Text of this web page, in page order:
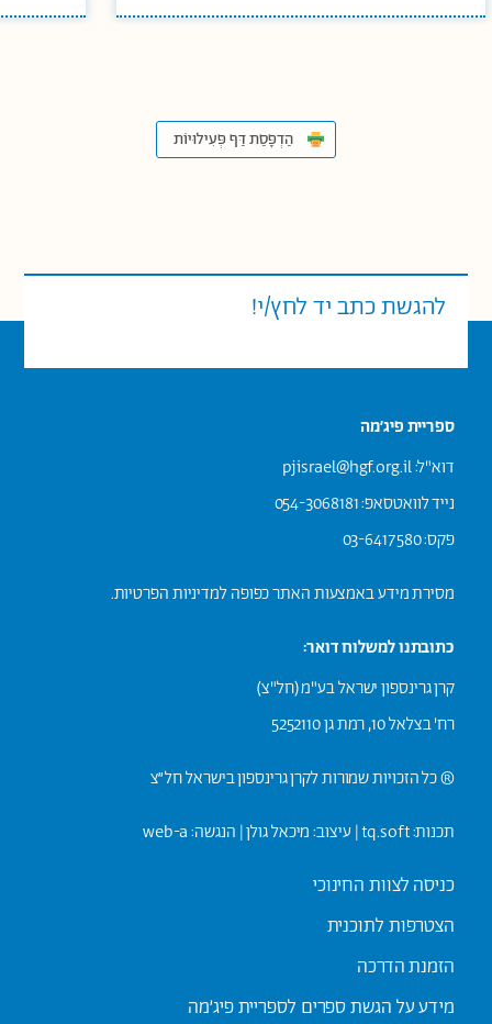
הַדְפָּסַת דַּף פְּעִילוּיוֹת
להגשת כתב יד לחץ/י!
ספריית פיג׳מה
דוא"ל:pjisrael@hgf.org.il
נייד לוואטסאפ: 054-3068181
פקס: 03-6417580
מסירת מידע באמצעות האתר כפופה למדיניות הפרטיות.
כתובתנו למשלוח דואר:
קרן גרינספון ישראל בע"מ (חל"צ)
רח' בצלאל 10, רמת גן 5252110
® כל הזכויות שמורות לקרן גרינספון בישראל חל״צ
תכנות: tq.soft | עיצוב:מיכאל גולן| הנגשה:web-a
כניסה לצוות החינוכי
הצטרפות לתוכנית
הזמנת הדרכה
מידע על הגשת ספרים לספריית פיג׳מה